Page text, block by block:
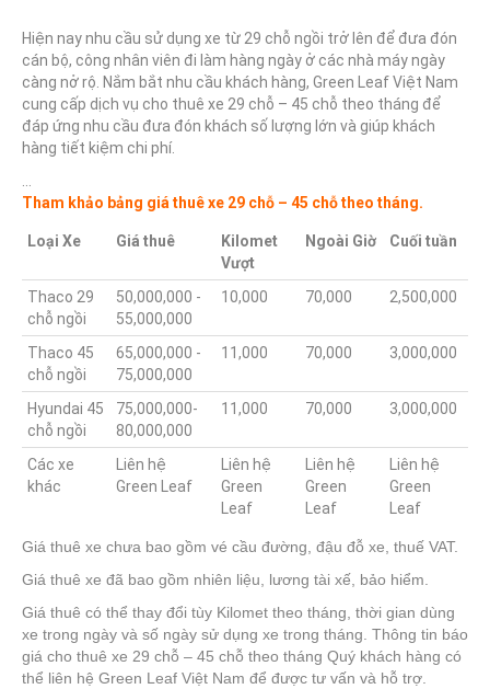
Hiện nay nhu cầu sử dụng xe từ 29 chỗ ngồi trở lên để đưa đón
cán bộ, công nhân viên đi làm hàng ngày ở các nhà máy ngày
càng nở rộ. Nắm bắt nhu cầu khách hàng, Green Leaf Việt Nam
cung cấp dịch vụ cho thuê xe 29 chỗ – 45 chỗ theo tháng để
đáp ứng nhu cầu đưa đón khách số lượng lớn và giúp khách
hàng tiết kiệm chi phí.
Tham khảo bảng giá thuê xe 29 chỗ – 45 chỗ theo tháng.
Loại Xe Giá thuê
Kilomet
Vượt
Ngoài Giờ Cuối tuần
Thaco 29
chỗ ngồi
50,000,000 -
55,000,000
10,000 70,000 2,500,000
Thaco 45
chỗ ngồi
65,000,000 -
75,000,000
11,000 70,000 3,000,000
Hyundai 45
chỗ ngồi
75,000,000-
80,000,000
11,000 70,000 3,000,000
Các xe
khác
Liên hệ
Green Leaf
Liên hệ
Green
Leaf
Liên hệ
Green
Leaf
Liên hệ
Green
Leaf
Giá thuê xe chưa bao gồm vé cầu đường, đậu đỗ xe, thuế VAT.
Giá thuê xe đã bao gồm nhiên liệu, lương tài xế, bảo hiểm.
Giá thuê có thể thay đổi tùy Kilomet theo tháng, thời gian dùng
xe trong ngày và số ngày sử dụng xe trong tháng. Thông tin báo
giá cho thuê xe 29 chỗ – 45 chỗ theo tháng Quý khách hàng có
thể liên hệ Green Leaf Việt Nam để được tư vấn và hỗ trợ.